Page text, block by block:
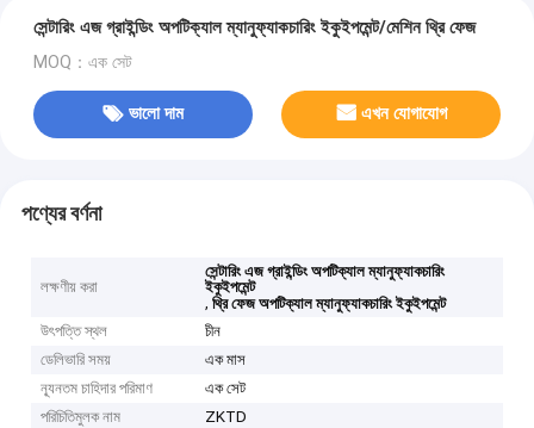
সেন্টারিং এজ গ্রাইন্ডিং অপটিক্যাল ম্যানুফ্যাকচারিং ইকুইপমেন্ট/মেশিন থ্রি ফেজ
MOQ：এক সেট
ভালো দাম এখন যোগাযোগ
পণ্যের বর্ণনা
লক্ষণীয় করা
সেন্টারিং এজ গ্রাইন্ডিং অপটিক্যাল ম্যানুফ্যাকচারিং
ইকুইপমেন্ট
,থ্রি ফেজ অপটিক্যাল ম্যানুফ্যাকচারিং ইকুইপমেন্ট
উৎপত্তি স্থল
চীন
ডেলিভারি সময়
এক মাস
ন্যূনতম চাহিদার পরিমাণ
এক সেট
পরিচিতিমুলক নাম
ZKTD